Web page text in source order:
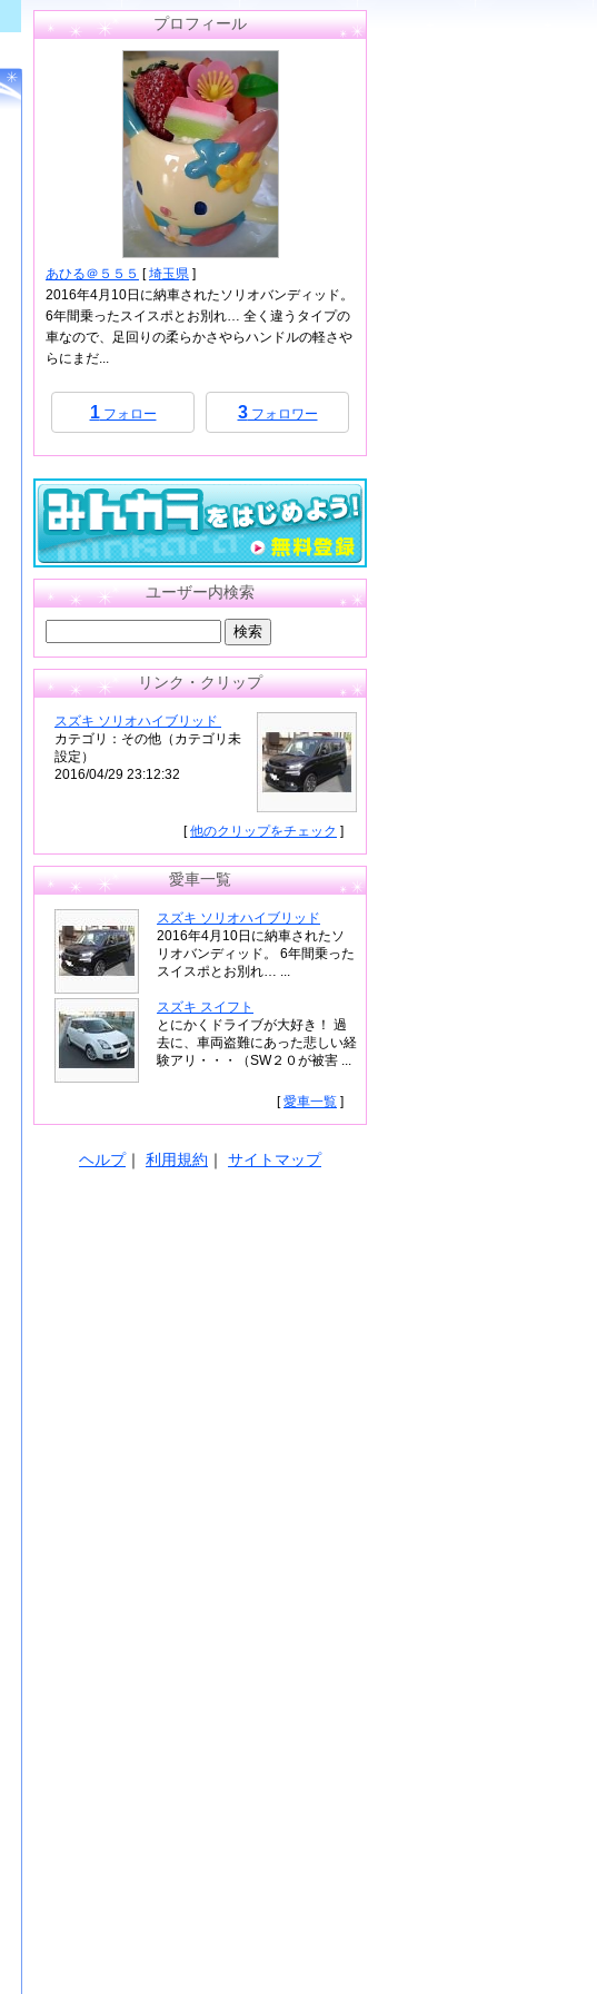
プロフィール
あひる＠５５５ [埼玉県 ]
2016年4月10日に納車されたソリオバンディッド。
6年間乗ったスイスポとお別れ… 全く違うタイプの
車なので、足回りの柔らかさやらハンドルの軽さや
らにまだ...
1フォロー 3フォロワー
ユーザー内検索
リンク・クリップ
スズキ ソリオハイブリッド
カテゴリ：その他（カテゴリ未
設定）
2016/04/29 23:12:32
[他のクリップをチェック ]
愛車一覧
スズキ ソリオハイブリッド
2016年4月10日に納車されたソ
リオバンディッド。 6年間乗った
スイスポとお別れ… ...
スズキ スイフト
とにかくドライブが大好き！ 過
去に、車両盗難にあった悲しい経
験アリ・・・（SW２０が被害 ...
[愛車一覧 ]
ヘルプ｜ 利用規約 ｜ サイトマップ